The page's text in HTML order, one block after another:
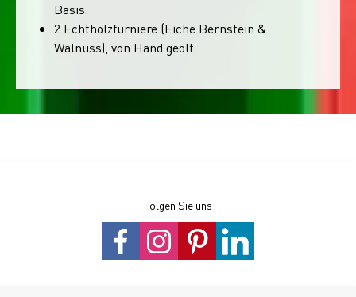
Basis.
2 Echtholzfurniere (Eiche Bernstein &
Walnuss), von Hand geölt.
Folgen Sie uns